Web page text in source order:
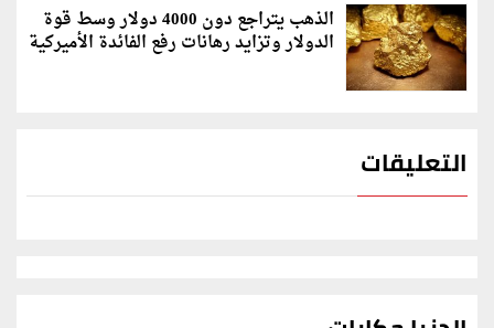
الذهب يتراجع دون 4000 دولار وسط قوة
الدولار وتزايد رهانات رفع الفائدة الأميركية
التعليقات